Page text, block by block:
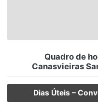
Quadro de
Canasvieiras
Dias Úteis –